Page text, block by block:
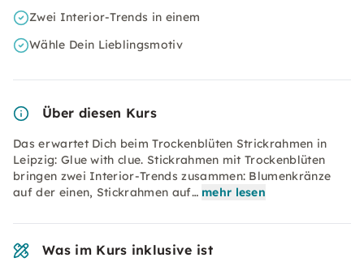
Zwei Interior-Trends in einem
Wähle Dein Lieblingsmotiv
Über diesen Kurs
Das erwartet Dich beim Trockenblüten Strickrahmen in
Leipzig: Glue with clue. Stickrahmen mit Trockenblüten
bringen zwei Interior-Trends zusammen: Blumenkränze
auf der einen, Stickrahmen auf… mehr lesen
Was im Kurs inklusive ist